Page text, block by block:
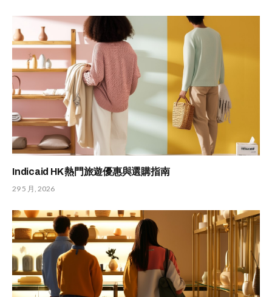
Indicaid HK 熱門旅遊優惠與選購指南
29 5 月, 2026